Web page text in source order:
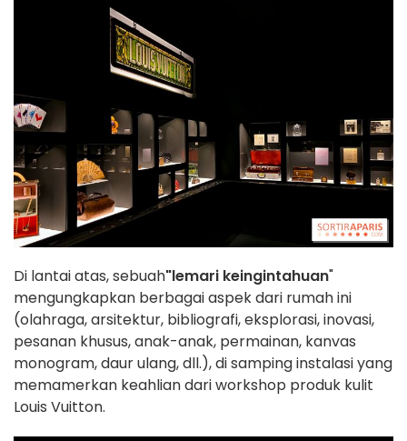
Di lantai atas, sebuah"lemari keingintahuan"
mengungkapkan berbagai aspek dari rumah ini
(olahraga, arsitektur, bibliografi, eksplorasi, inovasi,
pesanan khusus, anak-anak, permainan, kanvas
monogram, daur ulang, dll.), di samping instalasi yang
memamerkan keahlian dari workshop produk kulit
Louis Vuitton.